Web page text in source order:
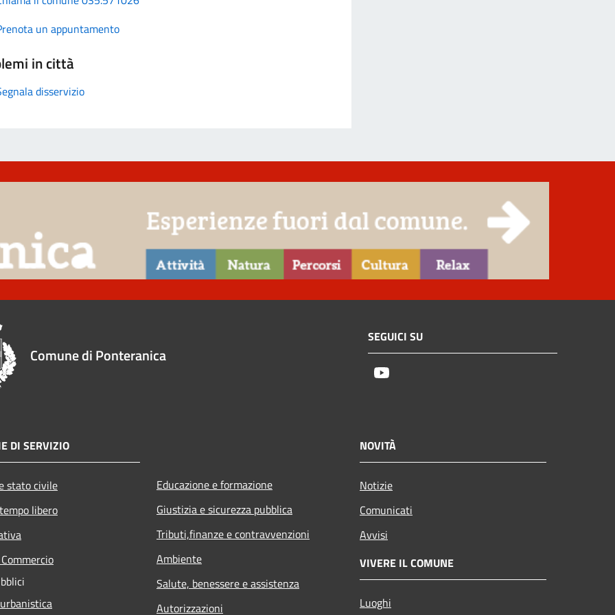
un appuntamento
in città
disservizio
Comune di Ponteranica
SEGUICI SU
DI SERVIZIO
stato civile
libero
Educazione e formazione
Giustizia e sicurezza pubblica
Tributi,finanze e contravvenzioni
Ambiente
Salute, benessere e assistenza
Autorizzazioni
NOVITÀ
Notizie
Comunicati
Avvisi
VIVERE IL COMUNE
Luoghi